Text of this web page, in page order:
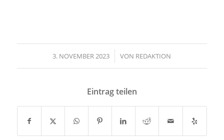
3. NOVEMBER 2023
/ VON REDAKTION
Eintrag teilen